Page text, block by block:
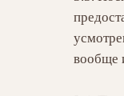
вообще